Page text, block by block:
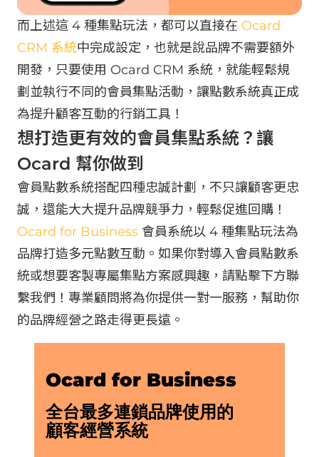
而上述這 4 種集點玩法，都可以直接在 Ocard
CRM 系統中完成設定，也就是說品牌不需要額外
開發，只要使用 Ocard CRM 系統，就能輕鬆規
劃並執行不同的會員集點活動，讓點數系統真正成
為提升顧客互動的行銷工具！
想打造更有效的會員集點系統？讓
Ocard 幫你做到
會員點數系統搭配四種忠誠計劃，不只讓顧客更忠
誠，還能大大提升品牌競爭力，輕鬆促進回購！
Ocard for Business 會員系統以 4 種集點玩法為
品牌打造多元點數互動。如果你對導入會員點數系
統或想要客製專屬集點方案感興趣，請點擊下方聯
繫我們！專業顧問將為你提供一對一服務，幫助你
的品牌經營之路走得更長遠。
Ocard for Business
全台最多連鎖品牌使用的
顧客經營系統